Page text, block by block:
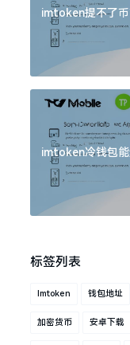
imtoken提不了
imtoken冷钱包
标签列表
Imtoken 钱包地址
加密货币 安卓下载